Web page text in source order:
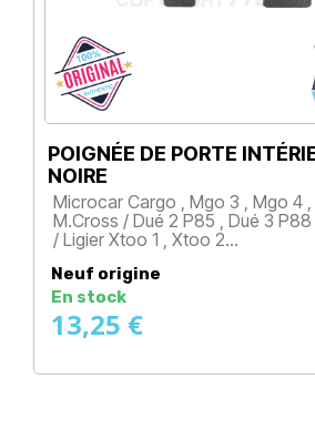
POIGNÉE DE PORTE
NOIRE
Microcar Cargo , Mgo 3 , Mgo 4 ,
M.Cross / Dué 2 P85 , Dué 3 P88
/ Ligier Xtoo 1 , Xtoo 2…
Neuf origine
En stock
13,25 €